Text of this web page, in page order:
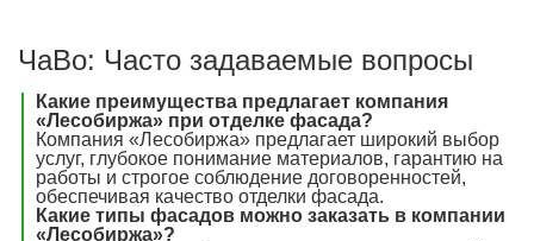
ЧаВо: Часто задаваемые вопросы
Какие преимущества предлагает компания
«Лесобиржа» при отделке фасада?
Компания «Лесобиржа» предлагает широкий выбор
услуг, глубокое понимание материалов, гарантию на
работы и строгое соблюдение договоренностей,
обеспечивая качество отделки фасада.
Какие типы фасадов можно заказать в компании
«Лесобиржа»?